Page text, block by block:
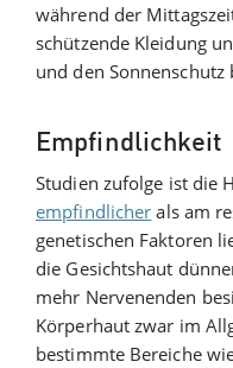
während der
schützende Kleidung
und den
Empfindlichkeit
Studien zufolge ist die
empfindlicher als am
genetischen Faktoren
die Gesichtshaut
mehr Nervenenden
Körperhaut zwar im
bestimmte Bereiche